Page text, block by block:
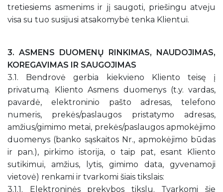
tretiesiems asmenims ir jį saugoti, priešingu atveju
visa su tuo susijusi atsakomybė tenka Klientui.
3. ASMENS DUOMENŲ RINKIMAS, NAUDOJIMAS,
KOREGAVIMAS IR SAUGOJIMAS
3.1. Bendrovė gerbia kiekvieno Kliento teisę į
privatumą. Kliento Asmens duomenys (t.y. vardas,
pavardė, elektroninio pašto adresas, telefono
numeris, prekės/paslaugos pristatymo adresas,
amžius/gimimo metai, prekės/paslaugos apmokėjimo
duomenys (banko sąskaitos Nr., apmokėjimo būdas
ir pan.), pirkimo istorija, o taip pat, esant Kliento
sutikimui, amžius, lytis, gimimo data, gyvenamoji
vietovė) renkami ir tvarkomi šiais tikslais:
3.1.1. Elektroninės prekybos tikslu. Tvarkomi šie